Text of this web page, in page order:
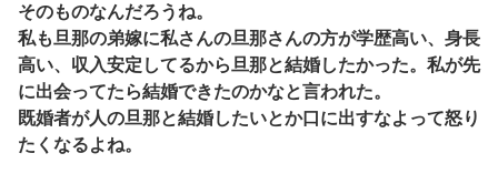
そのものなんだろうね。
私も旦那の弟嫁に私さんの旦那さんの方が学歴高い、身長
高い、収入安定してるから旦那と結婚したかった。私が先
に出会ってたら結婚できたのかなと言われた。
既婚者が人の旦那と結婚したいとか口に出すなよって怒り
たくなるよね。